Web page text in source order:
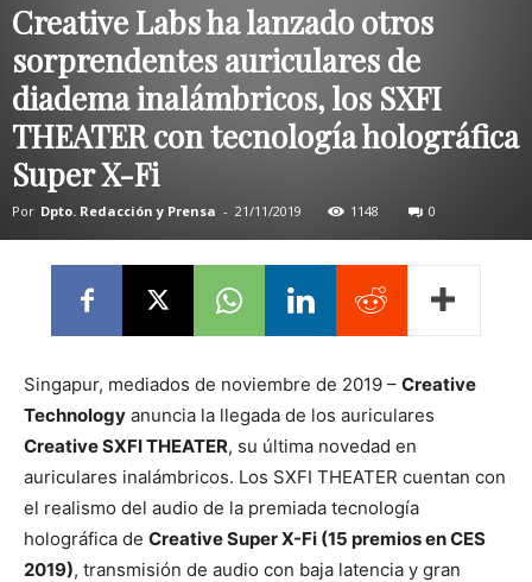
Creative Labs ha lanzado otros
sorprendentes auriculares de
diadema inalámbricos, los SXFI
THEATER con tecnología holográfica
Super X-Fi
Por Dpto. Redacción y Prensa - 21/11/2019 1148 0
Singapur, mediados de noviembre de 2019 – Creative
Technology anuncia la llegada de los auriculares
Creative SXFI THEATER, su última novedad en
auriculares inalámbricos. Los SXFI THEATER cuentan con
el realismo del audio de la premiada tecnología
holográfica de Creative Super X-Fi (15 premios en CES
2019), transmisión de audio con baja latencia y gran